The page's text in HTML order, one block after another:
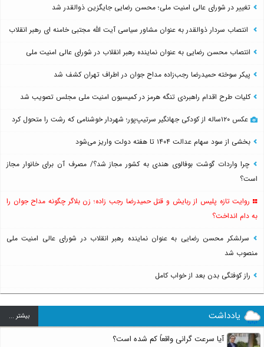
تغییر در شورای عالی امنیت ملی؛ محسن رضایی جایگزین ذوالقدر شد
انتصاب سردار ذوالقدر به عنوان مشاور سیاسی آیت الله مجتبی خامنه ای رهبر انقلاب
انتصاب محسن رضایی به عنوان نماینده رهبر انقلاب در شورای عالی امنیت ملی
پیکر سوخته حمیدرضا رجب‌زاده مداح جوان در اطراف تهران کشف شد
کلیات طرح اقدام راهبردی تنگه هرمز در کمیسیون امنیت ملی مجلس تصویب شد
عکس ۱۲۰ساله از کودکی جهانگیر سرتیپ‌پور؛ شهردار خوشنامی که رشت را متحول کرد
بخشی از سود سهام عدالت ۱۴۰۴ تا هفته دولت واریز می‌شود
چرا واردات گوشت بوفالوی هندی به کشور مجاز شد؟/ مصرف آن برای خانوار مجاز
است؟
روایت تازه پلیس از ربایش و قتل حمیدرضا رجب زاده؛ زن بلاگر چگونه مداح جوان را
به دام انداخت؟
سرلشکر محسن رضایی به عنوان نماینده رهبر انقلاب در شورای عالی امنیت ملی
منصوب شد
راز کوفتگی بدن بعد از خواب کامل
یادداشت بيشتر ...
آیا سرعت گرانی واقعاً کم شده است؟